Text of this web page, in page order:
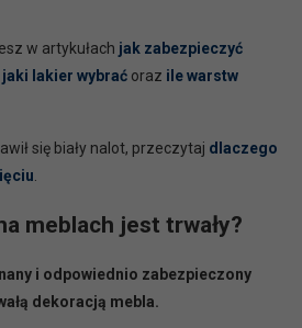
w artykułach jak zabezpieczyć
jaki lakier wybrać oraz ile warstw
się biały nalot, przeczytaj dlaczego
meblach jest trwały?
i odpowiednio zabezpieczony
dekoracją mebla.